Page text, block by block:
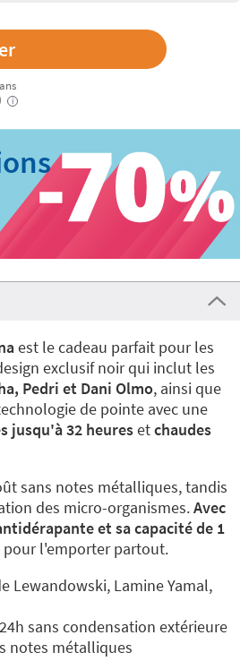
i
est le cadeau parfait pour les
exclusif noir qui inclut les
Pedri et Dani Olmo, ainsi que
de pointe avec une
jusqu'à 32 heuresetchaudes
sans notes métalliques, tandis
des micro-organismes.Avec
et sacapacité de 1
l'emporter partout.
Lewandowski, Lamine Yamal,
sans condensation extérieure
notes métalliques